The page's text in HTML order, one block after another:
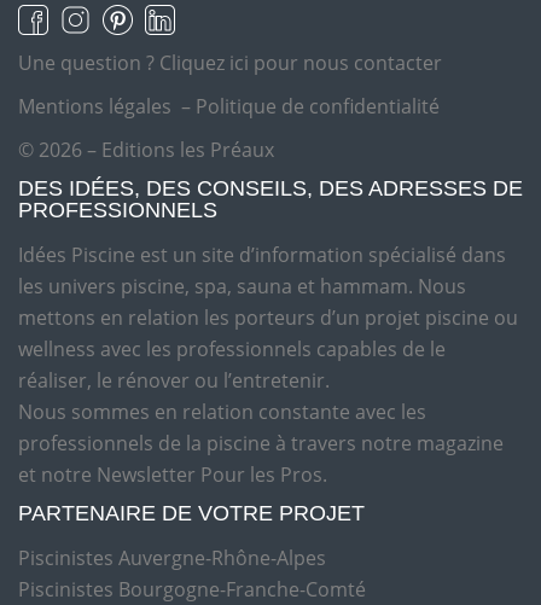
Une question ? Cliquez ici pour nous contacter
Mentions légales – Politique de confidentialité
© 2026 – Editions les Préaux
DES IDÉES, DES CONSEILS, DES ADRESSES DE
PROFESSIONNELS
Idées Piscine est un site d’information spécialisé dans
les univers piscine, spa, sauna et hammam. Nous
mettons en relation les porteurs d’un projet piscine ou
wellness avec les professionnels capables de le
réaliser, le rénover ou l’entretenir.
Nous sommes en relation constante avec les
professionnels de la piscine à travers notre magazine
et notre Newsletter Pour les Pros.
PARTENAIRE DE VOTRE PROJET
Piscinistes Auvergne-Rhône-Alpes
Piscinistes Bourgogne-Franche-Comté